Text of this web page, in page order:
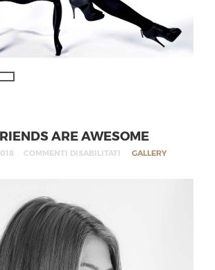
ARE AWESOME
COMMENTI DISABILITATI GALLERY